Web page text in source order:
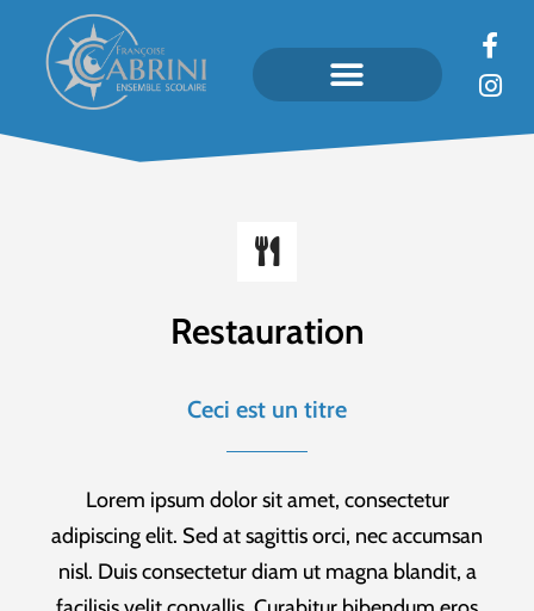
Restauration
Ceci est un titre
Lorem ipsum dolor sit amet, consectetur
adipiscing elit. Sed at sagittis orci, nec accumsan
nisl. Duis consectetur diam ut magna blandit, a